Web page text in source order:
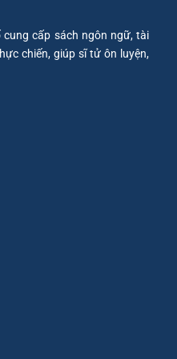
cung cấp sách ngôn ngữ, tài
chiến, giúp sĩ tử ôn luyện,